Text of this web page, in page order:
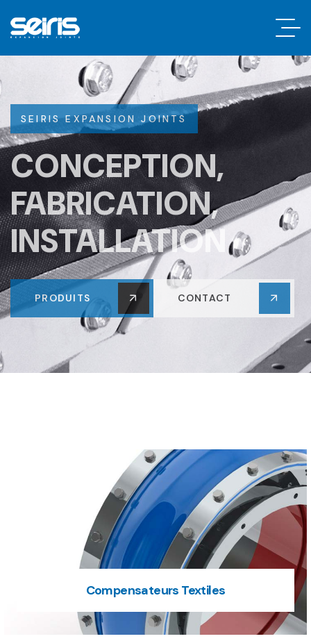
SEIRIS EXPANSION JOINTS
CONCEPTION,
FABRICATION,
INSTALLATION
PRODUITS CONTACT
Compensateurs Textiles